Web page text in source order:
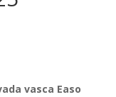
vasca Easo